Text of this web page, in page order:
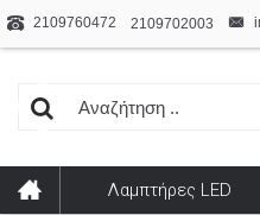
2109760472 2109702003
Λαμπτήρες LED